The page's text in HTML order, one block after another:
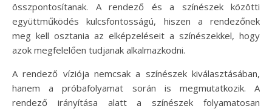
összpontosítanak. A rendező és a színészek közötti
együttműködés kulcsfontosságú, hiszen a rendezőnek
meg kell osztania az elképzeléseit a színészekkel, hogy
azok megfelelően tudjanak alkalmazkodni.
A rendező víziója nemcsak a színészek kiválasztásában,
hanem a próbafolyamat során is megmutatkozik. A
rendező irányítása alatt a színészek folyamatosan